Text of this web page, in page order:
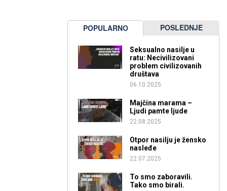
POPULARNO POSLEDNJE
Seksualno nasilje u
ratu: Necivilizovani
problem civilizovanih
društava
06.10.2025
Majčina marama –
Ljudi pamte ljude
22.08.2025
Otpor nasilju je žensko
nasleđe
22.07.2025
To smo zaboravili.
Tako smo birali.